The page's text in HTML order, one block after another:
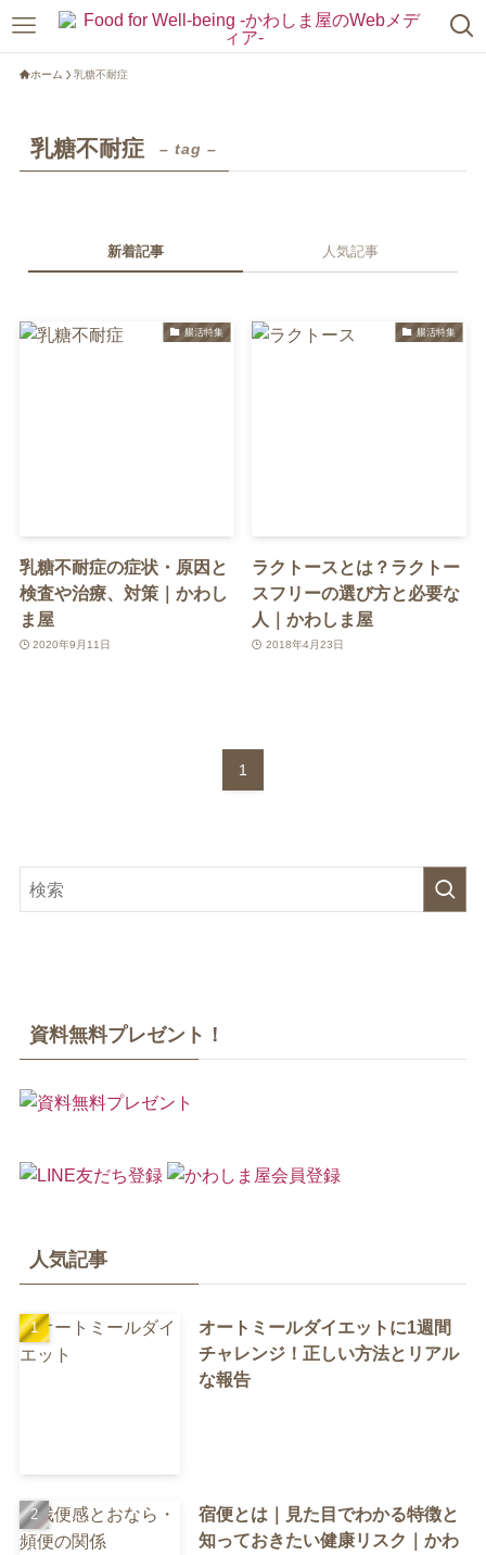
ホーム 乳糖不耐症
乳糖不耐症 – tag –
新着記事 人気記事
腸活特集
乳糖不耐症の症状・原因と
検査や治療、対策｜かわし
ま屋
2020年9月11日
腸活特集
ラクトースとは？ラクトー
スフリーの選び方と必要な
人｜かわしま屋
2018年4月23日
1
資料無料プレゼント！
人気記事
オートミールダイエットに1週間
チャレンジ！正しい方法とリアル
な報告
宿便とは｜見た目でわかる特徴と
知っておきたい健康リスク｜かわ